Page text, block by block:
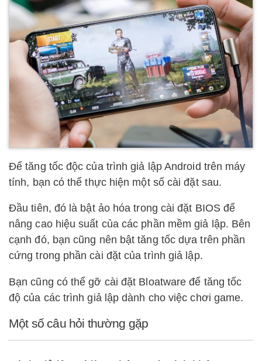
Để tăng tốc độc của trình giả lập Android trên máy
tính, bạn có thể thực hiện một số cài đặt sau.
Đầu tiên, đó là bật ảo hóa trong cài đặt BIOS để
nâng cao hiệu suất của các phần mềm giả lập. Bên
cạnh đó, bạn cũng nên bật tăng tốc dựa trên phần
cứng trong phần cài đặt của trình giả lập.
Bạn cũng có thể gỡ cài đặt Bloatware để tăng tốc
độ của các trình giả lập dành cho việc chơi game.
Một số câu hỏi thường gặp